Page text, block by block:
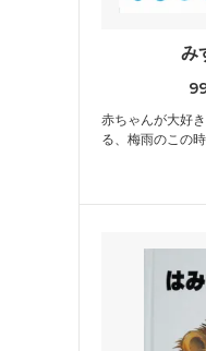
み
赤ちゃんが大好
る、梅雨のこの